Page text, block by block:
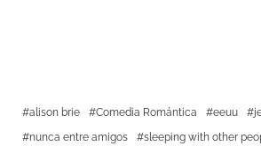
alison brie Comedia Romántica eeuu
nunca entre amigos
sleeping with other